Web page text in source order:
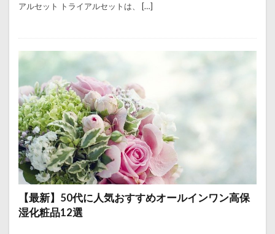
アルセット トライアルセットは、 […]
【最新】50代に人気おすすめオールインワン高保
湿化粧品12選